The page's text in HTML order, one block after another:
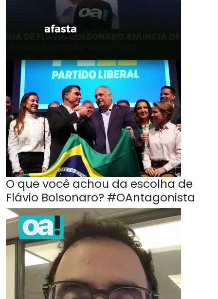
O que você achou da escolha de
Flávio Bolsonaro? #OAntagonista